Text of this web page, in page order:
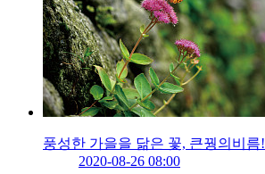
풍성한 가을을 닮은 꽃, 큰꿩의비름!
2020-08-26 08:00